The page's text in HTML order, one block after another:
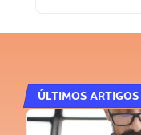
ÚLTIMOS ARTIGOS